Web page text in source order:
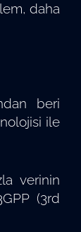
daha
beri
ile
verinin
(3rd